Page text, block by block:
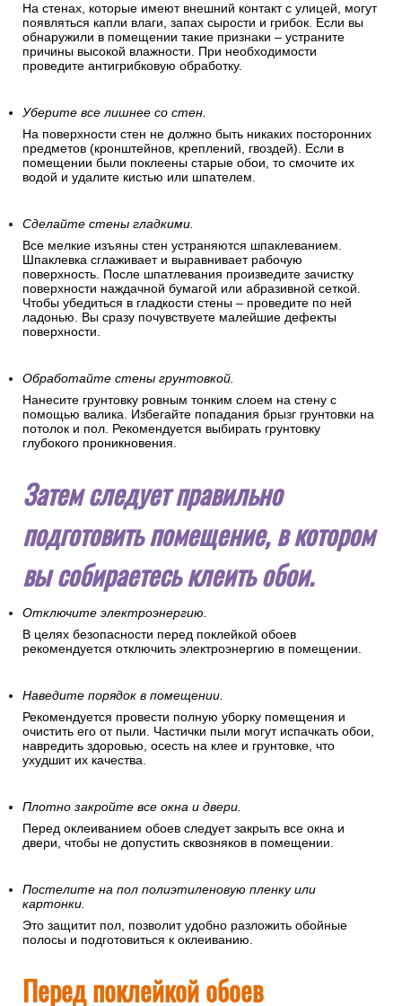
На стенах, которые имеют внешний контакт с улицей, могут
появляться капли влаги, запах сырости и грибок. Если вы
обнаружили в помещении такие признаки – устраните
причины высокой влажности. При необходимости
проведите антигрибковую обработку.
Уберите все лишнее со стен.
На поверхности стен не должно быть никаких посторонних
предметов (кронштейнов, креплений, гвоздей). Если в
помещении были поклеены старые обои, то смочите их
водой и удалите кистью или шпателем.
Сделайте стены гладкими.
Все мелкие изъяны стен устраняются шпаклеванием.
Шпаклевка сглаживает и выравнивает рабочую
поверхность. После шпатлевания произведите зачистку
поверхности наждачной бумагой или абразивной сеткой.
Чтобы убедиться в гладкости стены – проведите по ней
ладонью. Вы сразу почувствуете малейшие дефекты
поверхности.
Обработайте стены грунтовкой.
Нанесите грунтовку ровным тонким слоем на стену с
помощью валика. Избегайте попадания брызг грунтовки на
потолок и пол. Рекомендуется выбирать грунтовку
глубокого проникновения.
Затем следует правильно
подготовить помещение, в котором
вы собираетесь клеить обои.
Отключите электроэнергию.
В целях безопасности перед поклейкой обоев
рекомендуется отключить электроэнергию в помещении.
Наведите порядок в помещении.
Рекомендуется провести полную уборку помещения и
очистить его от пыли. Частички пыли могут испачкать обои,
навредить здоровью, осесть на клее и грунтовке, что
ухудшит их качества.
Плотно закройте все окна и двери.
Перед оклеиванием обоев следует закрыть все окна и
двери, чтобы не допустить сквозняков в помещении.
Постелите на пол полиэтиленовую пленку или
картонки.
Это защитит пол, позволит удобно разложить обойные
полосы и подготовиться к оклеиванию.
Перед поклейкой обоев